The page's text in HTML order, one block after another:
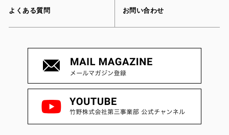
よくある質問 お問い合わせ